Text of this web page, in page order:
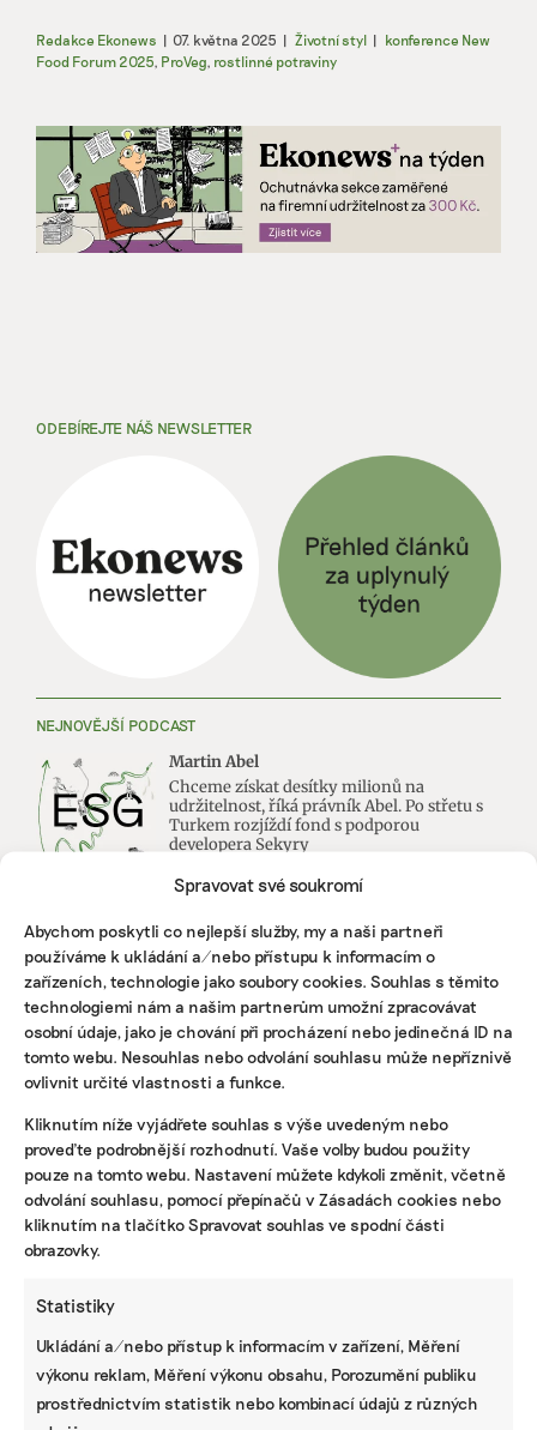
Spravovat své soukromí
Abychom poskytli co nejlepší služby, my a naši partneři
používáme k ukládání a/nebo přístupu k informacím o
zařízeních, technologie jako soubory cookies. Souhlas s těmito
technologiemi nám a našim partnerům umožní zpracovávat
osobní údaje, jako je chování při procházení nebo jedinečná ID na
tomto webu. Nesouhlas nebo odvolání souhlasu může nepříznivě
ovlivnit určité vlastnosti a funkce.
Kliknutím níže vyjádřete souhlas s výše uvedeným nebo
proveďte podrobnější rozhodnutí. Vaše volby budou použity
pouze na tomto webu. Nastavení můžete kdykoli změnit, včetně
odvolání souhlasu, pomocí přepínačů v Zásadách cookies nebo
kliknutím na tlačítko Spravovat souhlas ve spodní části
obrazovky.
Statistiky
Ukládání a/nebo přístup k informacím v zařízení, Měření
výkonu reklam, Měření výkonu obsahu, Porozumění publiku
prostřednictvím statistik nebo kombinací údajů z různých
Redakce Ekonews | 07. května 2025 | Životní styl | konference New
Food Forum 2025, ProVeg, rostlinné potraviny
ODEBÍREJTE NÁŠ NEWSLETTER
NEJNOVĚJŠÍ PODCAST
Martin Abel
Chceme získat desítky milionů na
udržitelnost, říká právník Abel. Po střetu s
Turkem rozjíždí fond s podporou
developera Sekyry
Přihlásit odběr
NEJZAJÍMAVĚJŠÍ
Ruce nás pálily a otékaly nám prsty,
popisuje brněnská floristka problémy s
květinami z Afriky
domácnost, zatímco jste v práci. Lidé je
však často provozují načerno
Kvůli Turkovi a Motoristům může Česko
přijít o desítky miliard. Ve hře jsou
STÁHNĚTE SI NAŠE E-BOOKY